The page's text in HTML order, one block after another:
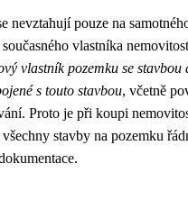
nevztahují pouze na
vlastníka
vlastník pozemku se stavbou
s touto stavbou, včetně
Proto je při koupi
stavby na pozemku